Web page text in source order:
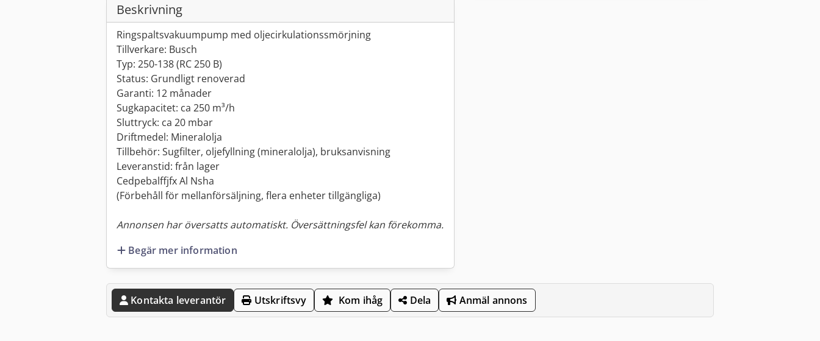
Beskrivning
Ringspaltsvakuumpump med oljecirkulationssmörjning
Tillverkare: Busch
Typ: 250-138 (RC 250 B)
Status: Grundligt renoverad
Garanti: 12 månader
Sugkapacitet: ca 250 m³/h
Sluttryck: ca 20 mbar
Driftmedel: Mineralolja
Tillbehör: Sugfilter, oljefyllning (mineralolja), bruksanvisning
Leveranstid: från lager
Cedpebalffjfx Al Nsha
(Förbehåll för mellan­försäljning, flera enheter tillgängliga)
Annonsen har översatts automatiskt. Översättningsfel kan förekomma.
Begär mer information
Kontakta leverantör Utskriftsvy Kom ihåg Dela Anmäl annons